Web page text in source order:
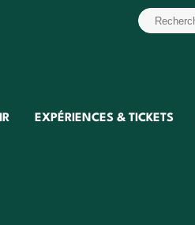
EXPÉRIENCES & TICKETS